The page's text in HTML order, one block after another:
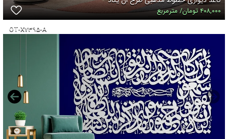
۴۰۸,۰۰۰ تومان/ مترمربع
OT-X۷۳۹۵-A